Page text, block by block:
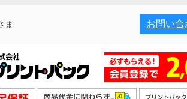
ま お問い合